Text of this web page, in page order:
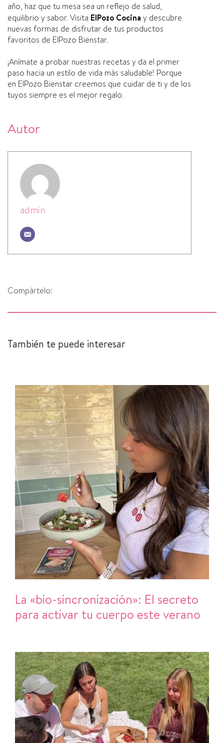
año, haz que tu mesa sea un reflejo de salud,
equilibrio y sabor. Visita ElPozo Cocina y descubre
nuevas formas de disfrutar de tus productos
favoritos de ElPozo Bienstar.
¡Anímate a probar nuestras recetas y da el primer
paso hacia un estilo de vida más saludable! Porque
en ElPozo Bienstar creemos que cuidar de ti y de los
tuyos siempre es el mejor regalo.
Autor
admin
Compártelo:
También te puede interesar
La «bio-sincronización»: El secreto
para activar tu cuerpo este verano